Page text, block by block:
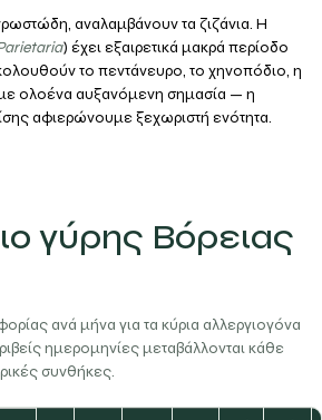
αναλαμβάνουν τα ζιζάνια. Η
) έχει εξαιρετικά μακρά περίοδο
το πεντάνευρο, το χηνοπόδιο, η
ολοένα αυξανόμενη σημασία — η
αφιερώνουμε ξεχωριστή ενότητα.
γύρης Βόρειας
ανά μήνα για τα κύρια αλλεργιογόνα
ημερομηνίες μεταβάλλονται κάθε
συνθήκες.